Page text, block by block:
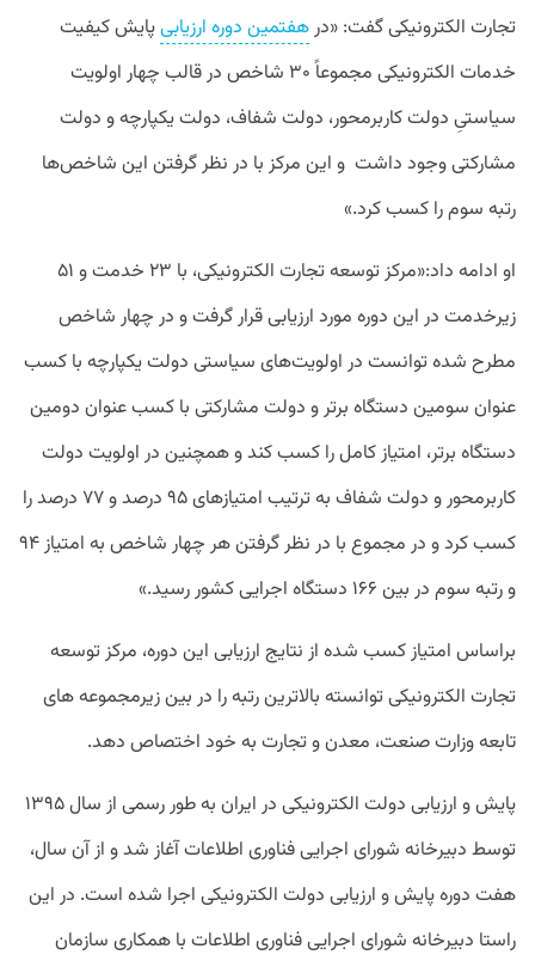
تجارت الکترونیکی گفت: «درهفتمین دوره ارزیابیپایش کیفیت
خدمات الکترونیکی مجموعاً ۳۰ شاخص در قالب چهار اولویت
سیاستیِ دولت کاربرمحور، دولت شفاف، دولت یکپارچه و دولت
مشارکتی وجود داشت و این مرکز با در نظر گرفتن این شاخص‌ها
رتبه سوم را کسب کرد.»
او ادامه داد:‌«مرکز توسعه تجارت الکترونیکی،‌ با ۲۳ خدمت و ۵۱
زیرخدمت در این دوره مورد ارزیابی قرار گرفت و در چهار شاخص
مطرح شده توانست در اولویت‌های سیاستی دولت یکپارچه با کسب
عنوان سومین دستگاه برتر و دولت مشارکتی با کسب عنوان دومین
دستگاه برتر، امتیاز کامل را کسب کند و همچنین در اولویت دولت
کاربرمحور و دولت شفاف به ترتیب امتیازهای ۹۵ درصد و ۷۷ درصد را
کسب کرد و در مجموع با در نظر گرفتن هر چهار شاخص به امتیاز ۹۴
و رتبه سوم در بین ۱۶۶ دستگاه اجرایی کشور رسید.»
براساس امتیاز کسب شده از نتایج ارزیابی این دوره، مرکز توسعه
تجارت الکترونیکی توانسته بالاترین رتبه را در بین زیرمجموعه‌ های
تابعه وزارت صنعت، معدن و تجارت به خود اختصاص دهد.
پایش و ارزیابی دولت الکترونیکی در ایران به طور رسمی از سال ۱۳۹۵
توسط دبیرخانه شورای اجرایی فناوری اطلاعات آغاز شد و از آن سال،
هفت دوره پایش و ارزیابی دولت الکترونیکی اجرا شده است. در این
راستا دبیرخانه شورای اجرایی فناوری اطلاعات با همکاری سازمان